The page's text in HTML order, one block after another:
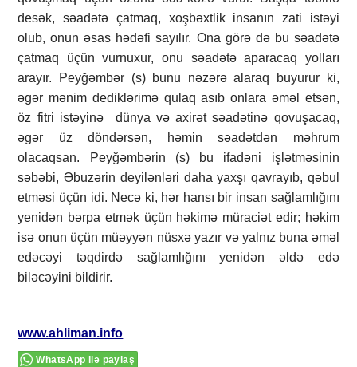
desək, səadətə çatmaq, xoşbəxtlik insanın zati istəyi
olub, onun əsas hədəfi sayılır. Ona görə də bu səadətə
çatmaq üçün vurnuxur, onu səadətə aparacaq yolları
arayır. Peyğəmbər (s) bunu nəzərə alaraq buyurur ki,
əgər mənim dediklərimə qulaq asıb onlara əməl etsən,
öz fitri istəyinə dünya və axirət səadətinə qovuşacaq,
əgər üz döndərsən, həmin səadətdən məhrum
olacaqsan. Peyğəmbərin (s) bu ifadəni işlətməsinin
səbəbi, Əbuzərin deyilənləri daha yaxşı qavrayıb, qəbul
etməsi üçün idi. Necə ki, hər hansı bir insan sağlamlığını
yenidən bərpa etmək üçün həkimə müraciət edir; həkim
isə onun üçün müəyyən nüsxə yazır və yalnız buna əməl
edəcəyi təqdirdə sağlamlığını yenidən əldə edə
biləcəyini bildirir.
www.ahliman.info
WhatsApp ilə paylaş